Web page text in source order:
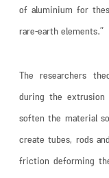
of aluminium for
rare-earth elements.”
The researchers
during the
soften the material
create tubes, rods
friction deforming